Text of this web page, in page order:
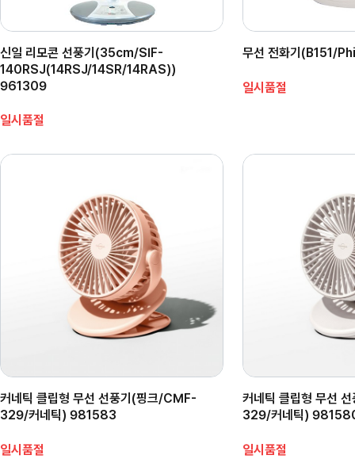
신일 리모콘 선풍기(35cm/SIF-
140RSJ(14RSJ/14SR/14RAS))
961309
일시품절
무선 전화기(B151/
일시품절
커네틱 클립형 무선 선풍기(핑크/CMF-
329/커네틱) 981583
일시품절
커네틱 클립형 무선
329/커네틱)
일시품절